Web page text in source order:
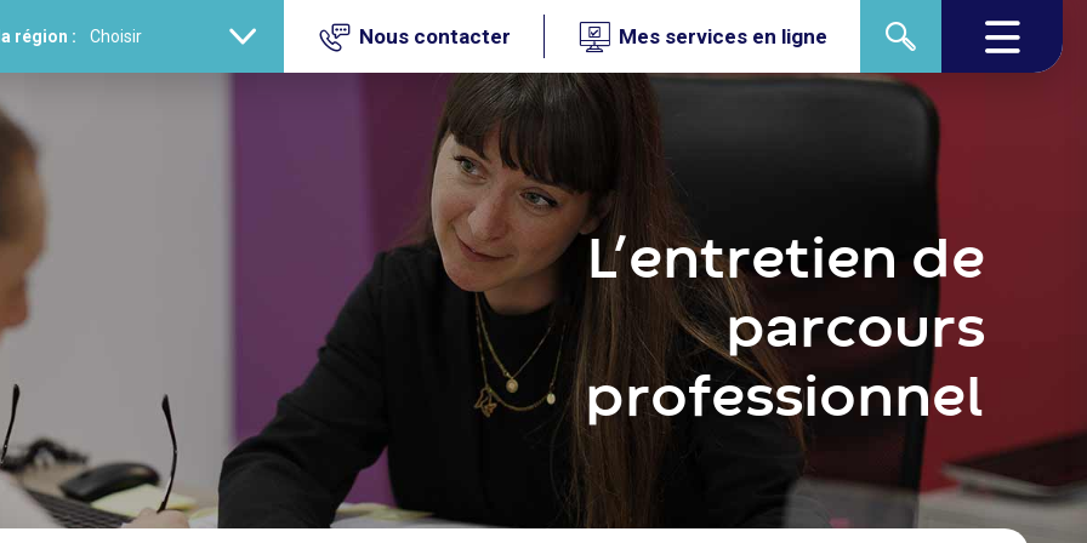
région : Nous contacter Mes services en ligne
L’entretien de
parcours
professionnel